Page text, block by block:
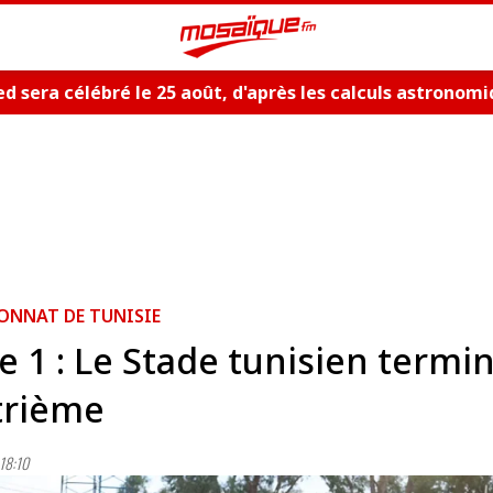
sera célébré le 25 août, d'après les calculs
DE TUNISIE
1 : Le Stade tunisien